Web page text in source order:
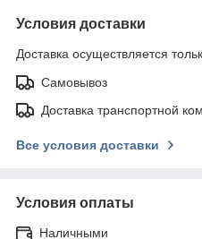
Условия доставки
Доставка осуществляется
Самовывоз
Доставка транспортной
Все условия доставки
Условия оплаты
Наличными